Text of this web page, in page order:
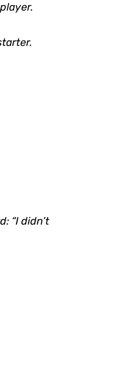
“I didn’t